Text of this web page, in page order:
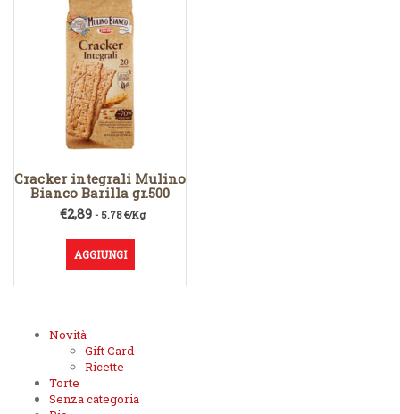
Cracker integrali Mulino
Bianco Barilla gr.500
€2,89- 5.78 €/Kg
AGGIUNGI
Novità
Gift Card
Ricette
Torte
Senza categoria